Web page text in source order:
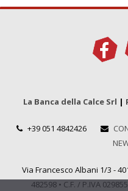
La Banca della Calce Srl |
+39 051 4842426
Via Francesco Albani 1/3 -
482598 • C.F. / P.IVA